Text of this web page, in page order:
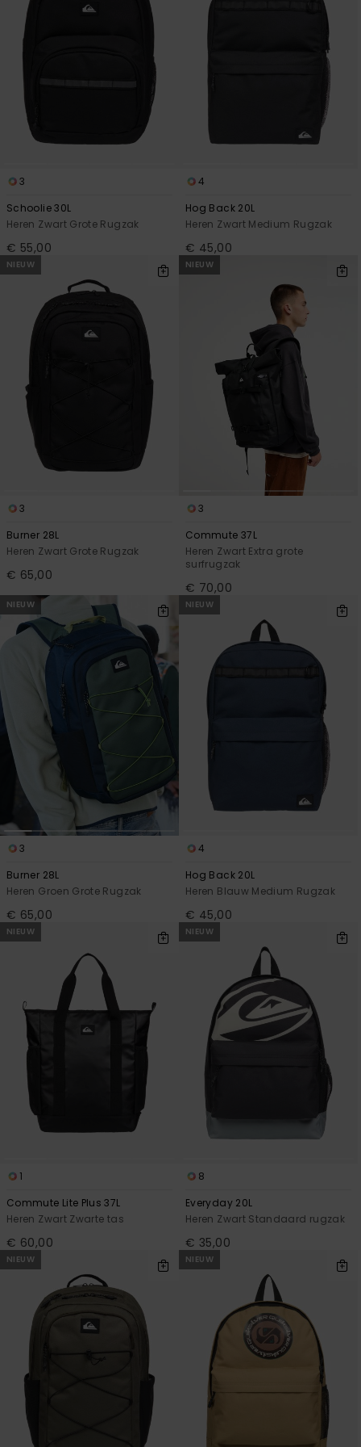
3
Schoolie 30L
Heren Zwart Grote Rugzak
€ 55,00
4
Hog Back 20L
Heren Zwart Medium Rugzak
€ 45,00
NIEUW
3
Burner 28L
Heren Zwart Grote Rugzak
€ 65,00
NIEUW
3
Commute 37L
Heren Zwart Extra grote
surfrugzak
€ 70,00
NIEUW
3
Burner 28L
Heren Groen Grote Rugzak
€ 65,00
NIEUW
4
Hog Back 20L
Heren Blauw Medium Rugzak
€ 45,00
NIEUW
1
Commute Lite Plus 37L
Heren Zwart Zwarte tas
€ 60,00
NIEUW
8
Everyday 20L
Heren Zwart Standaard rugzak
€ 35,00
NIEUW NIEUW